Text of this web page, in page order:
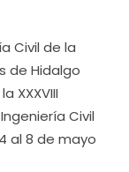
Civil de la
de Hidalgo
XXXVIII
Civil
al 8 de mayo